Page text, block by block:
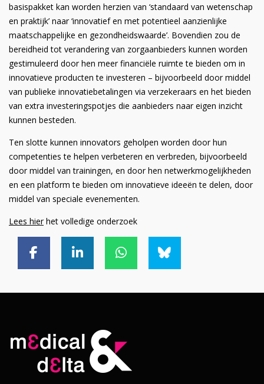
basispakket kan worden herzien van ‘standaard van wetenschap
en praktijk’ naar ‘innovatief en met potentieel aanzienlijke
maatschappelijke en gezondheidswaarde’. Bovendien zou de
bereidheid tot verandering van zorgaanbieders kunnen worden
gestimuleerd door hen meer financiële ruimte te bieden om in
innovatieve producten te investeren – bijvoorbeeld door middel
van publieke innovatiebetalingen via verzekeraars en het bieden
van extra investeringspotjes die aanbieders naar eigen inzicht
kunnen besteden.
Ten slotte kunnen innovators geholpen worden door hun
competenties te helpen verbeteren en verbreden, bijvoorbeeld
door middel van trainingen, en door hen netwerkmogelijkheden
en een platform te bieden om innovatieve ideeën te delen, door
middel van speciale evenementen.
Lees hierhet volledige onderzoek